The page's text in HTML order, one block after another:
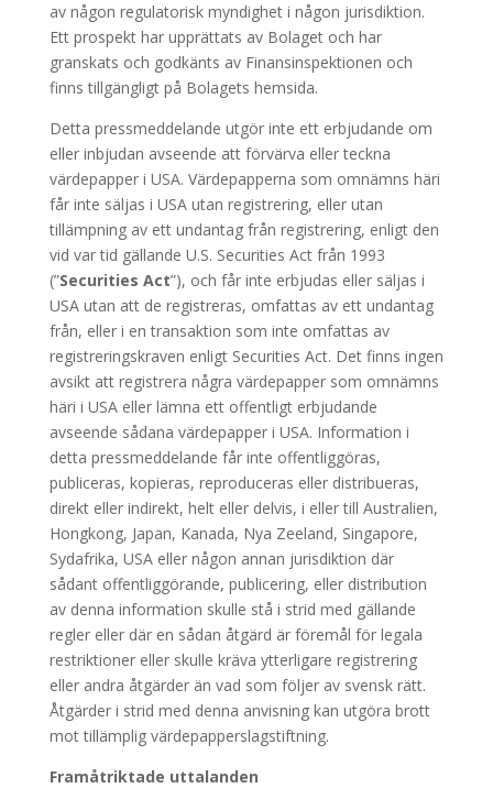
av någon regulatorisk myndighet i någon jurisdiktion.
Ett prospekt har upprättats av Bolaget och har
granskats och godkänts av Finansinspektionen och
finns tillgängligt på Bolagets hemsida.
Detta pressmeddelande utgör inte ett erbjudande om
eller inbjudan avseende att förvärva eller teckna
värdepapper i USA. Värdepapperna som omnämns häri
får inte säljas i USA utan registrering, eller utan
tillämpning av ett undantag från registrering, enligt den
vid var tid gällande U.S. Securities Act från 1993
(”Securities Act”), och får inte erbjudas eller säljas i
USA utan att de registreras, omfattas av ett undantag
från, eller i en transaktion som inte omfattas av
registreringskraven enligt Securities Act. Det finns ingen
avsikt att registrera några värdepapper som omnämns
häri i USA eller lämna ett offentligt erbjudande
avseende sådana värdepapper i USA. Information i
detta pressmeddelande får inte offentliggöras,
publiceras, kopieras, reproduceras eller distribueras,
direkt eller indirekt, helt eller delvis, i eller till Australien,
Hongkong, Japan, Kanada, Nya Zeeland, Singapore,
Sydafrika, USA eller någon annan jurisdiktion där
sådant offentliggörande, publicering, eller distribution
av denna information skulle stå i strid med gällande
regler eller där en sådan åtgärd är föremål för legala
restriktioner eller skulle kräva ytterligare registrering
eller andra åtgärder än vad som följer av svensk rätt.
Åtgärder i strid med denna anvisning kan utgöra brott
mot tillämplig värdepapperslagstiftning.
Framåtriktade uttalanden